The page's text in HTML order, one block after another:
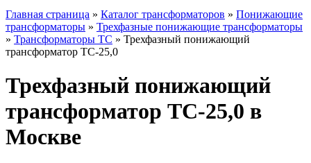
Главная страница » Каталог трансформаторов » Понижающие
трансформаторы » Трехфазные понижающие трансформаторы
» Трансформаторы ТС » Трехфазный понижающий
трансформатор ТС-25,0
Трехфазный понижающий
трансформатор ТС-25,0 в
Москве